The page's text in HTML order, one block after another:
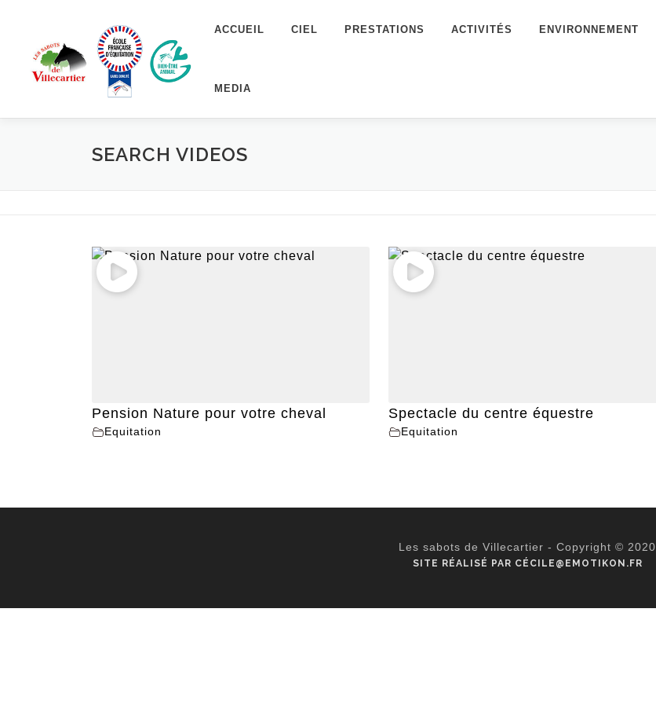
contenu
ACCUEIL CIEL PRESTATIONS ACTIVITÉS ENVIRONNEMENT
MEDIA
SEARCH VIDEOS
Pension Nature pour votre cheval
Equitation
Spectacle du centre équestre
Equitation
Les sabots de Villecartier - Copyright © 2020
SITE RÉALISÉ PAR CÉCILE@EMOTIKON.FR